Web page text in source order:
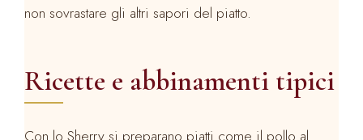
non sovrastare gli altri sapori del piatto.
Ricette e abbinamenti tipici